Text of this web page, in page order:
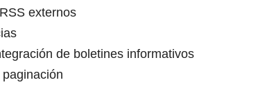
externos
de boletines informativos